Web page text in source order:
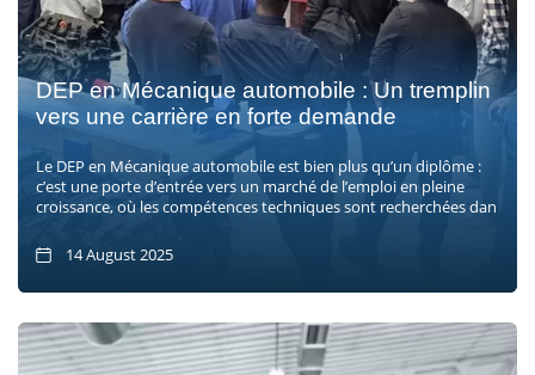
DEP en Mécanique automobile : Un tremplin
vers une carrière en forte demande
Le DEP en Mécanique automobile est bien plus qu’un diplôme :
c’est une porte d’entrée vers un marché de l’emploi en pleine
croissance, où les compétences techniques sont recherchées dan
14 August 2025